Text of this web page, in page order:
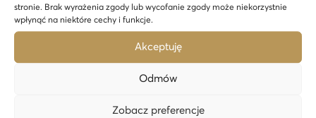
stronie. Brak wyrażenia zgody lub wycofanie zgody może niekorzystnie
wpłynąć na niektóre cechy i funkcje.
Akceptuję
Odmów
Zobacz preferencje